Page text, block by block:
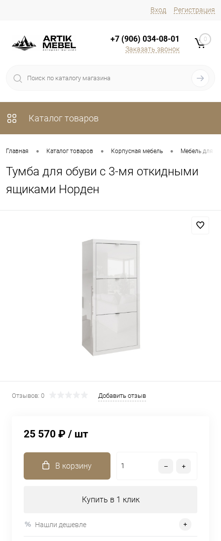
Вход Регистрация
+7 (906) 034-08-01
Заказать звонок
0
Каталог товаров
Главная • Каталог товаров • Корпусная мебель • Мебель для
Тумба для обуви с 3-мя откидными
ящиками Норден
Отзывов: 0 Добавить отзыв
25 570 ₽ / шт
В корзину
Купить в 1 клик
Нашли дешевле